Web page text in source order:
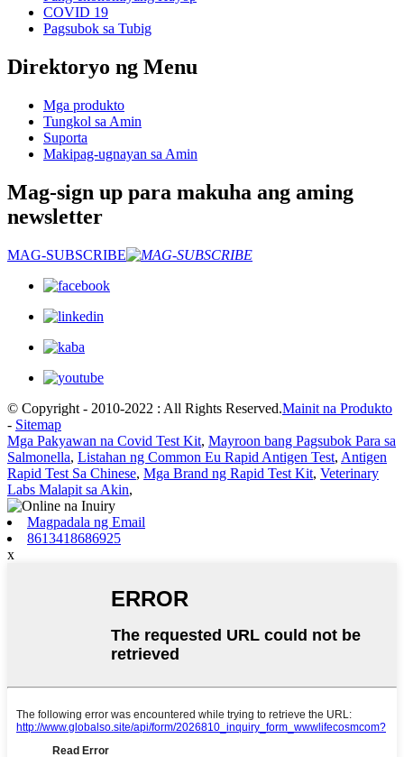
COVID 19
Pagsubok sa Tubig
Direktoryo ng Menu
Mga produkto
Tungkol sa Amin
Suporta
Makipag-ugnayan sa Amin
Mag-sign up para makuha ang aming
newsletter
MAG-SUBSCRIBE
© Copyright - 2010-2022 : All Rights Reserved.Mainit na Produkto
- Sitemap
Mga Pakyawan na Covid Test Kit, Mayroon bang Pagsubok Para sa
Salmonella, Listahan ng Common Eu Rapid Antigen Test, Antigen
Rapid Test Sa Chinese, Mga Brand ng Rapid Test Kit, Veterinary
Labs Malapit sa Akin,
Magpadala ng Email
8613418686925
x